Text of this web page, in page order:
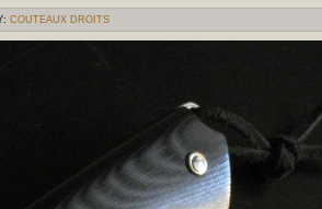
COUTEAUX DROITS